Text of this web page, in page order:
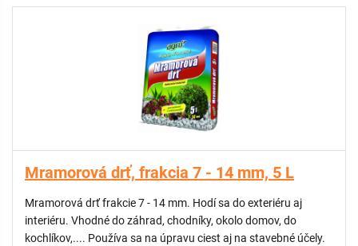
Mramorová drť, frakcia 7 - 14 mm, 5 L
Mramorová drť frakcie 7 - 14 mm. Hodí sa do exteriéru aj
interiéru. Vhodné do záhrad, chodníky, okolo domov, do
kochlíkov,.... Používa sa na úpravu ciest aj na stavebné účely.